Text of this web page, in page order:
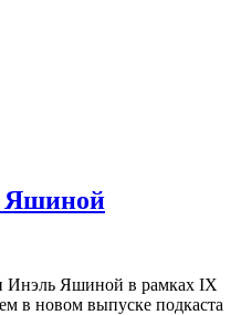
Яшиной
Инэль Яшиной в рамках IX
в новом выпуске подкаста